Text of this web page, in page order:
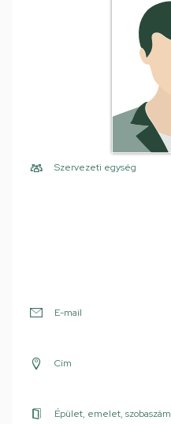
Szervezeti egység
E-mail
Cím
Épület, emelet, szobaszám